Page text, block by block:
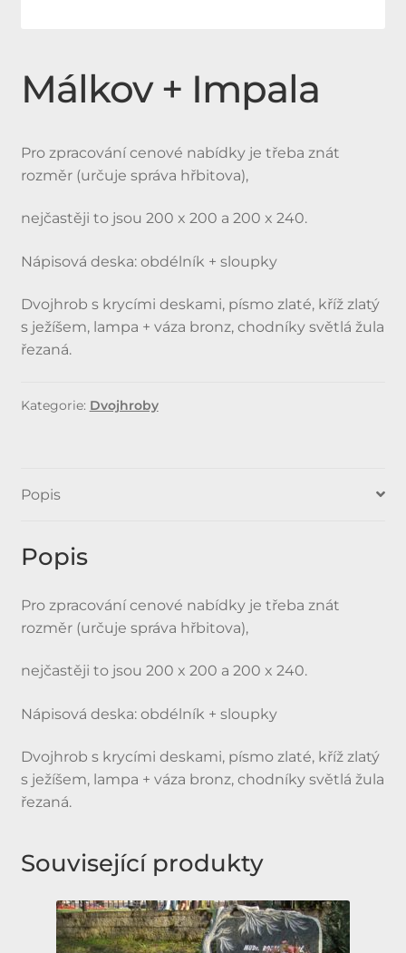
Jednohroby, Dvojhroby
Málkov + Impala
Pro zpracování cenové nabídky je třeba znát
rozměr (určuje správa hřbitova),
nejčastěji to jsou 200 x 200 a 200 x 240.
Nápisová deska: obdélník + sloupky
Dvojhrob s krycími deskami, písmo zlaté, kříž zlatý
s ježíšem, lampa + váza bronz, chodníky světlá žula
řezaná.
Kategorie: Dvojhroby
Popis
Popis
Pro zpracování cenové nabídky je třeba znát
rozměr (určuje správa hřbitova),
nejčastěji to jsou 200 x 200 a 200 x 240.
Nápisová deska: obdélník + sloupky
Dvojhrob s krycími deskami, písmo zlaté, kříž zlatý
s ježíšem, lampa + váza bronz, chodníky světlá žula
řezaná.
Související produkty